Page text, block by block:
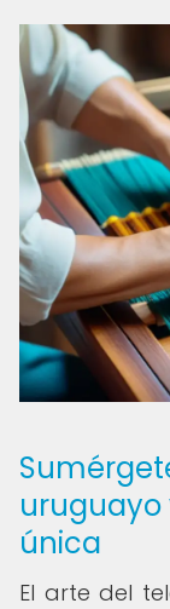
uruguayo
única
El arte del